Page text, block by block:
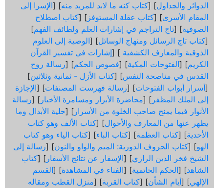
الدوائر والجداول] [كتاب كنه ما لابد للمريد منه] [الإسرا إلى
المقام الأسرى] [كتاب عقلة المستوفز ] [كتاب اصطلاح
الصوفية] [تاج التراجم في إشارات العلم ولطائف الفهم]
[كتاب تاج الرسائل ومنهاج الوسائل] [الوصية إلى العلوم
الذوقية والمعارف الكشفية ] [إشارات في تفسير القرآن
الكريم] [الفتوحات المكية] [فصوص الحكم] [رسالة روح
القدس في مناصحة النفس] [كتاب الأزل - ثمانية وثلاثين]
[أسرار أبواب الفتوحات] [رسالة فهرست المصنفات] [الإجازة
إلى الملك المظفر ] [محاضرة الأبرار ومسامرة الأخيار ] [رسالة
الأنوار فيما يمنح صاحب الخلوة من الأسرار ] [حلية الأبدال وما
يظهر عنها من المعارف والأحوال] [كتاب الألف وهو كتاب
الأحدية] [كتاب العظمة] [كتاب الباء] [كتاب الياء وهو كتاب
الهو] [كتاب الحروف الدورية: الميم والواو والنون] [رسالة إلى
الشيخ فخر الدين الرازي] [الإسفار عن نتائج الأسفار ] [كتاب
الشاهد] [الحكم الحاتمية] [الفناء في المشاهدة] [القسم
الإلهي] [أيام الشأن] [كتاب القربة] [منزل القطب ومقاله